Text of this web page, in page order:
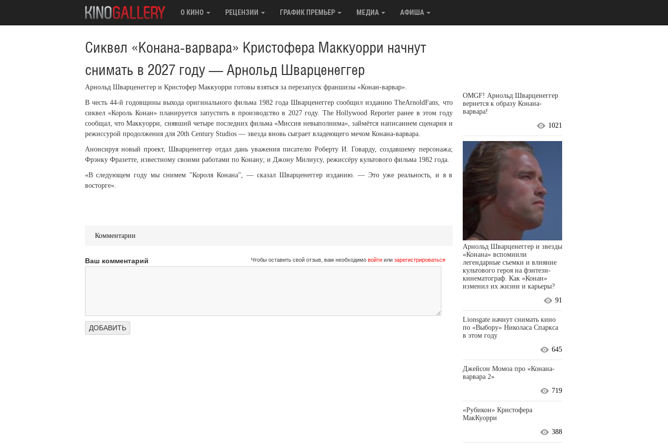
О КИНО РЕЦЕНЗИИ ГРАФИК ПРЕМЬЕР МЕДИА АФИША
Сиквел «Конана-варвара» Кристофера Маккуорри начнут
снимать в 2027 году — Арнольд Шварценеггер
Арнольд Шварценеггер и Кристофер Маккуорри готовы взяться за перезапуск франшизы «Конан-варвар».
В честь 44-й годовщины выхода оригинального фильма 1982 года Шварценеггер сообщил изданию TheArnoldFans, что
сиквел «Король Конан» планируется запустить в производство в 2027 году. The Hollywood Reporter ранее в этом году
сообщал, что Маккуорри, снявший четыре последних фильма «Миссия невыполнима», займётся написанием сценария и
режиссурой продолжения для 20th Century Studios — звезда вновь сыграет владеющего мечом Конана-варвара.
Анонсируя новый проект, Шварценеггер отдал дань уважения писателю Роберту И. Говарду, создавшему персонажа;
Фрэнку Фразетте, известному своими работами по Конану; и Джону Милиусу, режиссёру культового фильма 1982 года.
«В следующем году мы снимем "Короля Конана", — сказал Шварценеггер изданию. — Это уже реальность, и я в
восторге».
Комментарии
Ваш комментарий Чтобы оставить свой отзыв, вам необходимо войтиили зарегистрироваться
OMGF! Арнольд Шварценеггер
вернется к образу Конана-
варвара!
1021
Арнольд Шварценеггер и звезды
«Конана» вспомнили
легендарные съемки и влияние
культового героя на фэнтези-
кинематограф. Как «Конан»
изменил их жизни и карьеры?
91
Lionsgate начнут снимать кино
по «Выбору» Николаса Спаркса
в этом году
645
Джейсон Момоа про «Конана-
варвара 2»
719
«Рубикон» Кристофера
МакКуорри
388